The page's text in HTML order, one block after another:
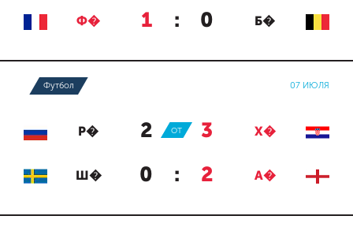
Ф� 1 : 0 Б�
Футбол 07 ИЮЛЯ
Р� 2 : 3 Х�
ОТ
Ш� 0 : 2 А�